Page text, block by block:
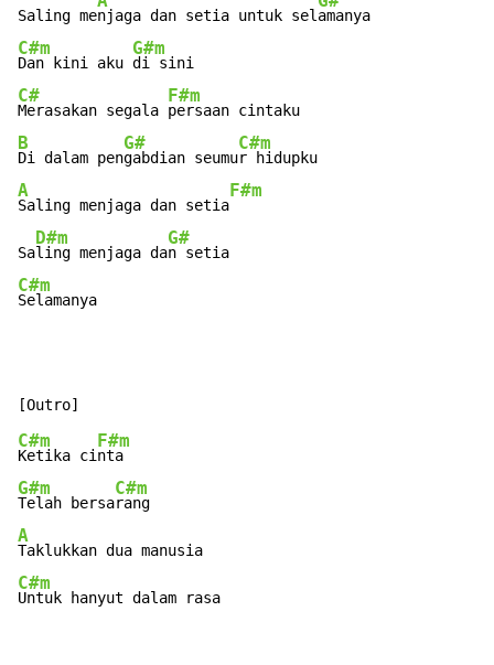
Saling menjaga dan setia untuk sel
C#m
Dan kini aku
G#m
C#
Merasakan segala
F#m
B
Di dalam pen
G#
gabdian seumu
C#m
A
Saling menjaga dan setia
F#m
Sa
D#m
ling menjaga da
G#
C#m
Selamanya
C#m
Ketika ci
F#m
G#m
Telah bersa
C#m
A
C#m
Untuk hanyut dalam rasa